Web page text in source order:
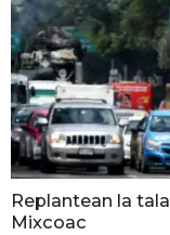
Replantean la
Mixcoac